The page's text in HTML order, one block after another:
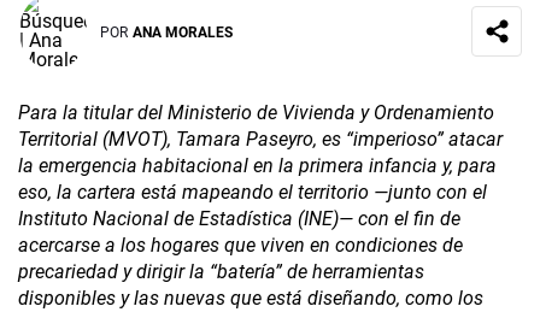
POR ANA MORALES
Para la titular del Ministerio de Vivienda y Ordenamiento
Territorial (MVOT), Tamara Paseyro, es “imperioso” atacar
la emergencia habitacional en la primera infancia y, para
eso, la cartera está mapeando el territorio —junto con el
Instituto Nacional de Estadística (INE)— con el fin de
acercarse a los hogares que viven en condiciones de
precariedad y dirigir la “batería” de herramientas
disponibles y las nuevas que está diseñando, como los